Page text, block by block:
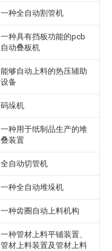
一种全自动割管机
一种具有挡板功能的pcb
自动叠板机
能够自动上料的热压辅助
设备
码垛机
一种用于纸制品生产的堆
叠装置
全自动切管机
一种全自动堆垛机
一种齿圈自动上料机构
一种管材上料平铺装置、
管材上料装置及管材上料